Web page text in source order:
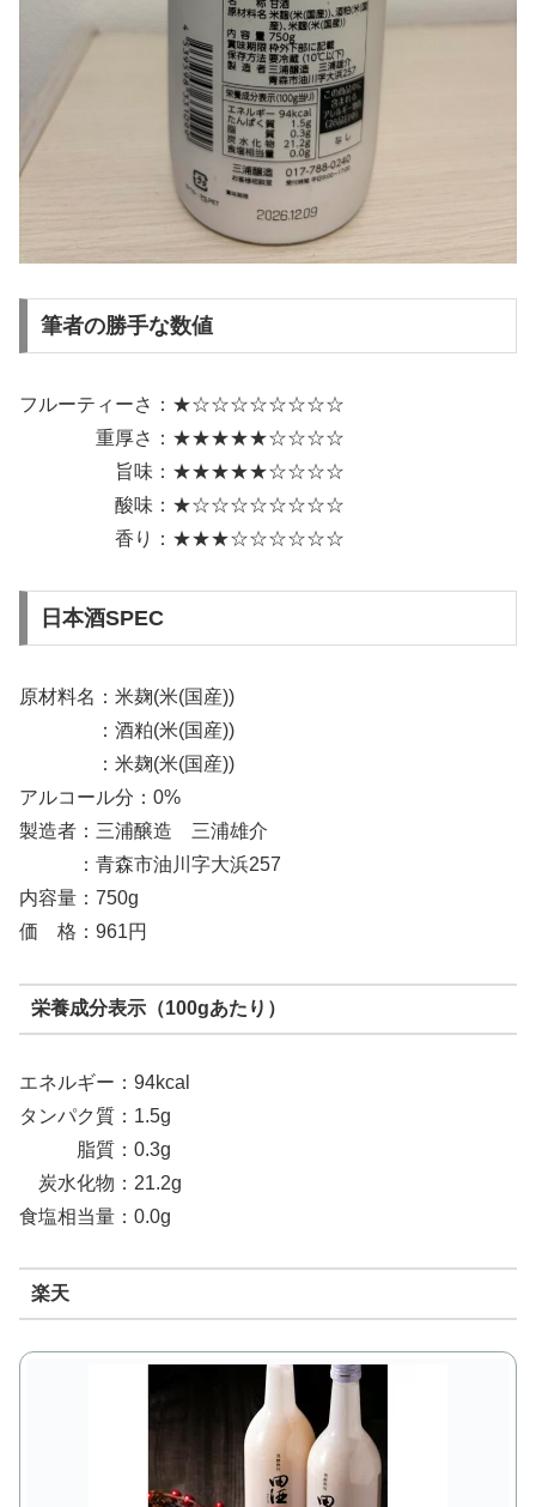
筆者の勝手な数値
フルーティーさ：★☆☆☆☆☆☆☆☆
重厚さ：★★★★★☆☆☆☆
旨味：★★★★★☆☆☆☆
酸味：★☆☆☆☆☆☆☆☆
香り：★★★☆☆☆☆☆☆
日本酒SPEC
原材料名：米麹(米(国産))
：酒粕(米(国産))
：米麹(米(国産))
アルコール分：0%
製造者：三浦醸造 三浦雄介
：青森市油川字大浜257
内容量：750g
価 格：961円
栄養成分表示（100gあたり）
エネルギー：94kcal
タンパク質：1.5g
脂質：0.3g
炭水化物：21.2g
食塩相当量：0.0g
楽天